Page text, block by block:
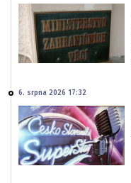
6. srpna 2026 17:32